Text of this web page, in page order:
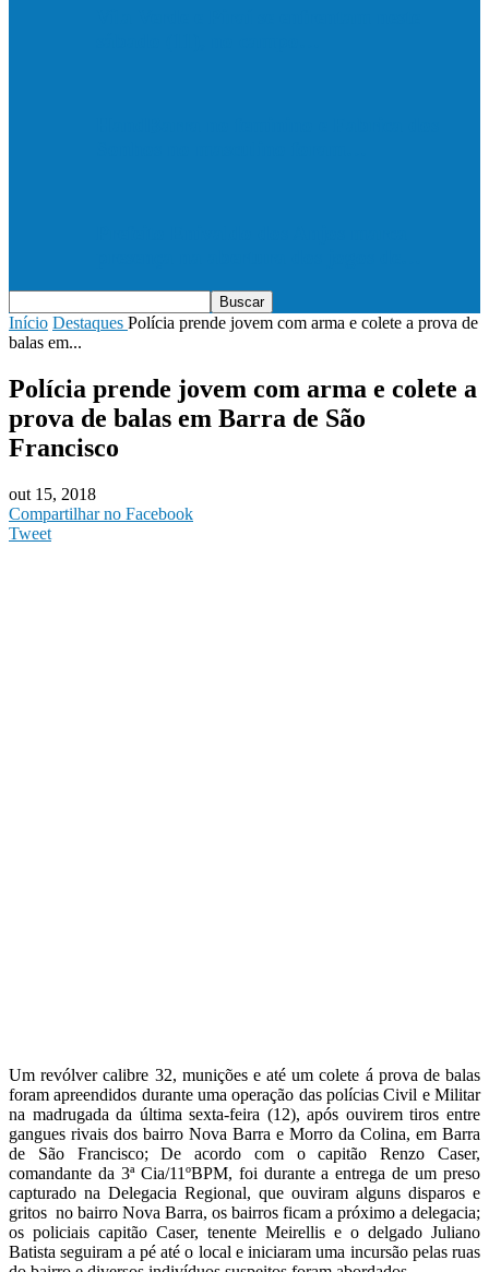
Início Destaques Polícia prende jovem com arma e colete a prova de
balas em...
Polícia prende jovem com arma e colete a
prova de balas em Barra de São
Francisco
out 15, 2018
Compartilhar no Facebook
Tweet
Um revólver calibre 32, munições e até um colete á prova de balas
foram apreendidos durante uma operação das polícias Civil e Militar
na madrugada da última sexta-feira (12), após ouvirem tiros entre
gangues rivais dos bairro Nova Barra e Morro da Colina, em Barra
de São Francisco; De acordo com o capitão Renzo Caser,
comandante da 3ª Cia/11ºBPM, foi durante a entrega de um preso
capturado na Delegacia Regional, que ouviram alguns disparos e
gritos no bairro Nova Barra, os bairros ficam a próximo a delegacia;
os policiais capitão Caser, tenente Meirellis e o delgado Juliano
Batista seguiram a pé até o local e iniciaram uma incursão pelas ruas